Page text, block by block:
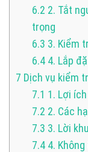
6.2 2. Tắt
trọng
6.3 3. Kiểm
6.4 4. Lắp
7 Dịch vụ kiểm
7.1 1. Lợi
7.2 2. Các
7.3 3. Lời
7.4 4.